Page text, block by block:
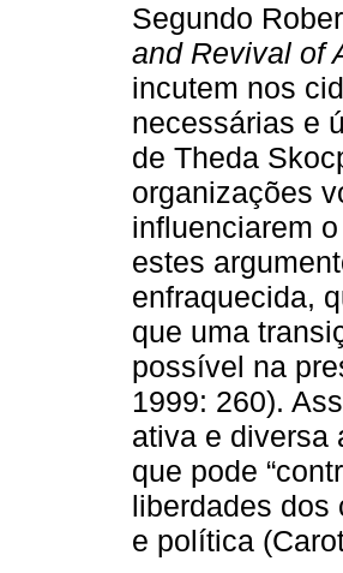
Segundo
and Revival of
incutem nos
necessárias e
de Theda
organizações
influenciarem
estes
enfraquecida,
que uma
possível na
1999: 260).
ativa e diversa
que pode
liberdades dos
e política